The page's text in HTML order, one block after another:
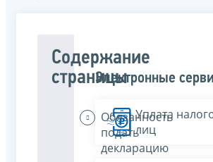
Содержание
страницы
Обязанность
подать
декларацию
Электронные
Уплата
лиц